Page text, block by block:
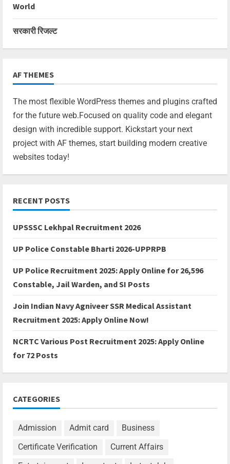
World
सरकारी रिजल्ट
AF THEMES
The most flexible WordPress themes and plugins crafted
for the future web.Focused on quality code and elegant
design with incredible support. Kickstart your next
project with AF themes, start building modern creative
websites today!
RECENT POSTS
UPSSSC Lekhpal Recruitment 2026
UP Police Constable Bharti 2026-UPPRPB
UP Police Recruitment 2025: Apply Online for 26,596
Constable, Jail Warden, and SI Posts
Join Indian Navy Agniveer SSR Medical Assistant
Recruitment 2025: Apply Online Now!
NCRTC Various Post Recruitment 2025: Apply Online
for 72 Posts
CATEGORIES
Admission Admit card
Business
Certificate Verification
Current Affairs